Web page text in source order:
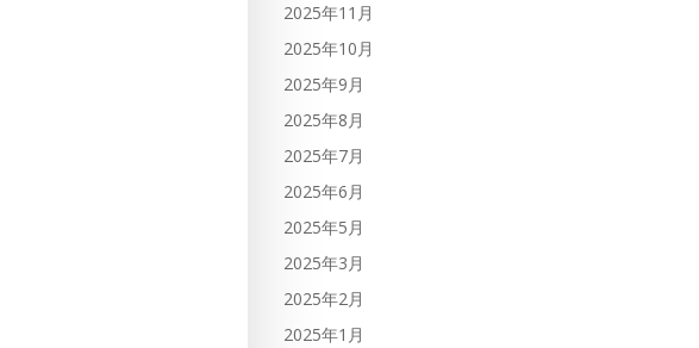
2025年11月
2025年10月
2025年9月
2025年8月
2025年7月
2025年6月
2025年5月
2025年3月
2025年2月
2025年1月